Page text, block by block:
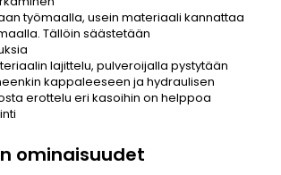
työmaalla, usein materiaali kannattaa
Tällöin säästetään
lajittelu, pulveroijalla pystytään
kappaleeseen ja hydraulisen
erottelu eri kasoihin on helppoa
ominaisuudet